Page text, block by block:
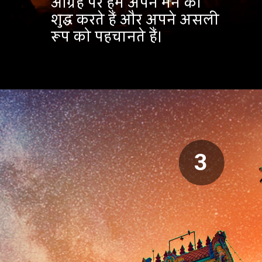
शुद्ध करते हैं और अपने असली
रूप को पहचानते हैं।
3